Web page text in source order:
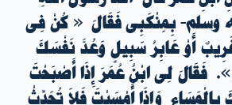
وسلم- بِمِنْكَبِى فَقَالَ « كُنْ فِى
أَوْ عَابِرُ سَبِيلٍ وَعُدَّ نَفْسَكَ
». فَقَالَ لِى ابْنُ عُمَرَ إِذَا أَصْبَحْتَ
وَإِذَا أَمْسَيْتَ فَلاَ تُحَدِّثْ